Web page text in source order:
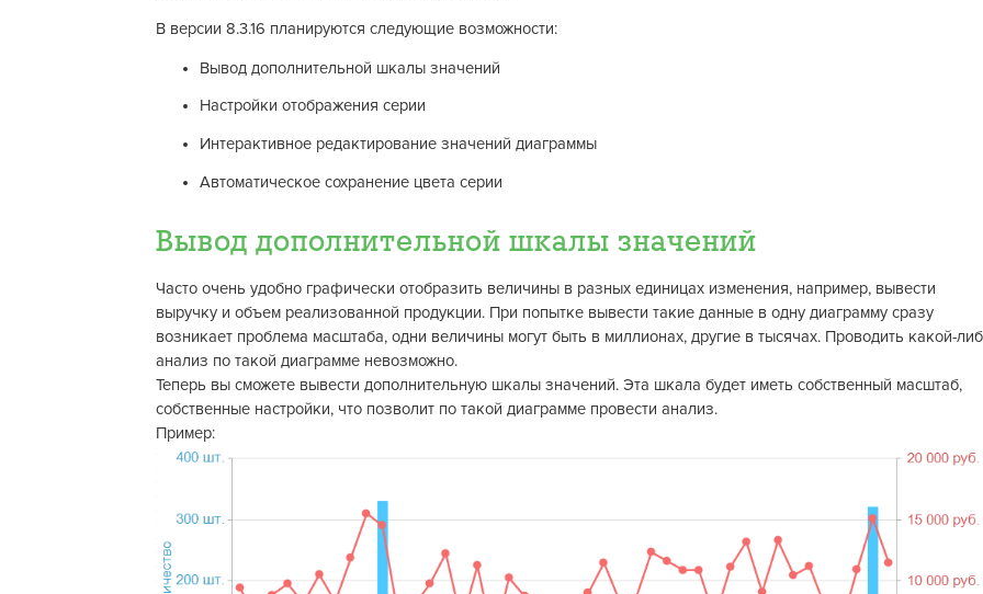
В версии 8.3.16 планируются следующие возможности:
Вывод дополнительной шкалы значений
Настройки отображения серии
Интерактивное редактирование значений диаграммы
Автоматическое сохранение цвета серии
Вывод дополнительной шкалы значений
Часто очень удобно графически отобразить величины в разных единицах изменения, например, вывести
выручку и объем реализованной продукции. При попытке вывести такие данные в одну диаграмму сразу
возникает проблема масштаба, одни величины могут быть в миллионах, другие в тысячах. Проводить какой-
анализ по такой диаграмме невозможно.
Теперь вы сможете вывести дополнительную шкалы значений. Эта шкала будет иметь собственный масштаб,
собственные настройки, что позволит по такой диаграмме провести анализ.
Пример: